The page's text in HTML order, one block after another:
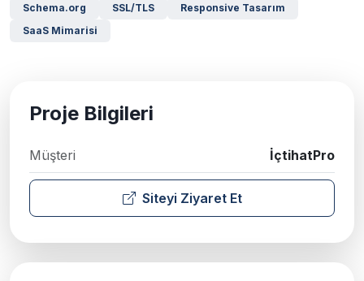
Schema.org
SSL/TLS
Responsive Tasarım
SaaS Mimarisi
Proje Bilgileri
Müşteri İçtihatPro
Siteyi Ziyaret Et